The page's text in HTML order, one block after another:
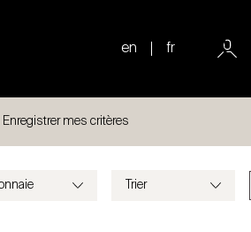
en fr
Enregistrer mes critères